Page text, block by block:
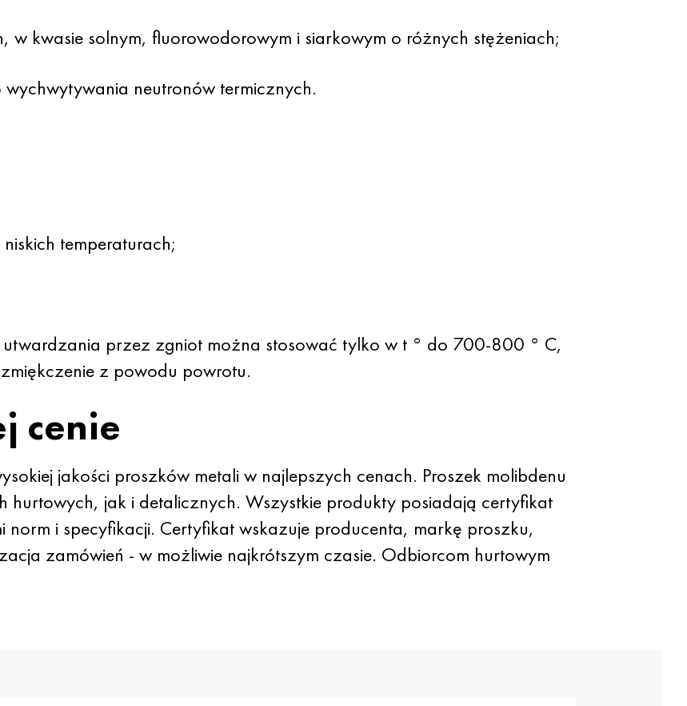
kwasie solnym, fluorowodorowym i siarkowym o różnych stężeniach;
neutronów termicznych.
temperaturach;
przez zgniot można stosować tylko w t ° do 700-800 ° C,
z powodu powrotu.
cenie
jakości proszków metali w najlepszych cenach. Proszek molibdenu
hurtowych, jak i detalicznych. Wszystkie produkty posiadają certyfikat
i specyfikacji. Certyfikat wskazuje producenta, markę proszku,
zamówień - w możliwie najkrótszym czasie. Odbiorcom hurtowym